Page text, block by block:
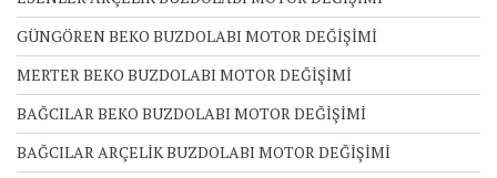
GÜNGÖREN BEKO BUZDOLABI MOTOR DEĞİŞİMİ
MERTER BEKO BUZDOLABI MOTOR DEĞİŞİMİ
BAĞCILAR BEKO BUZDOLABI MOTOR DEĞİŞİMİ
BAĞCILAR ARÇELİK BUZDOLABI MOTOR DEĞİŞİMİ